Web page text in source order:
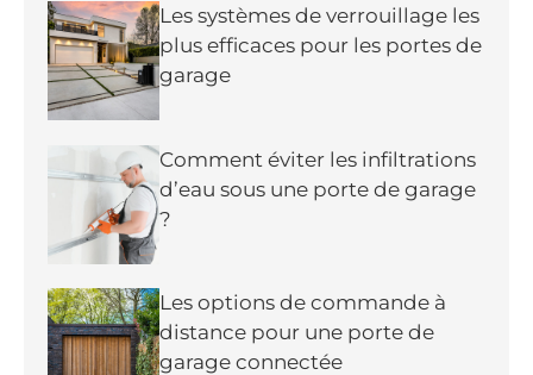
Les systèmes de verrouillage les
plus efficaces pour les portes de
garage
Comment éviter les infiltrations
d’eau sous une porte de garage
?
Les options de commande à
distance pour une porte de
garage connectée